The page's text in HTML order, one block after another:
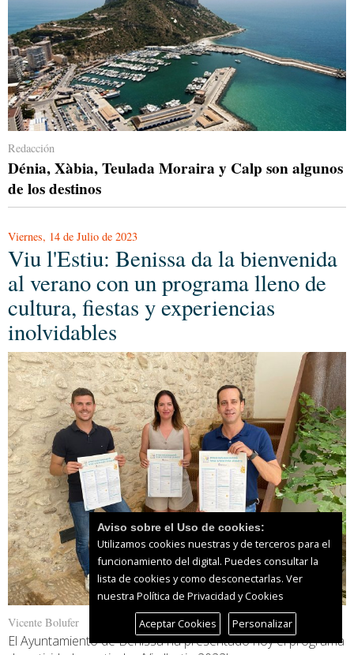
Redacción
Dénia, Xàbia, Teulada Moraira y Calp son algunos
de los destinos
Viernes, 14 de Julio de 2023
Viu l'Estiu: Benissa da la bienvenida
al verano con un programa lleno de
cultura, fiestas y experiencias
inolvidables
Vicente Bolufer
El Ayuntamiento de Benissa ha presentado hoy el programa
Aviso sobre el Uso de cookies:
Utilizamos cookies nuestras y de terceros para el
funcionamiento del digital. Puedes consultar la
lista de cookies y como desconectarlas. Ver
nuestra Política de Privacidad y Cookies
Aceptar Cookies
Personalizar